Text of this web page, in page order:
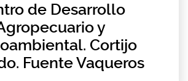
de Desarrollo
y
Cortijo
Fuente Vaqueros